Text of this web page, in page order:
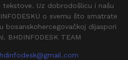
tekstove. Uz dobrodošlicu i našu
o svemu što smatrate
bosanskohercegovačkoj dijaspori
BHDINFODESK TEAM